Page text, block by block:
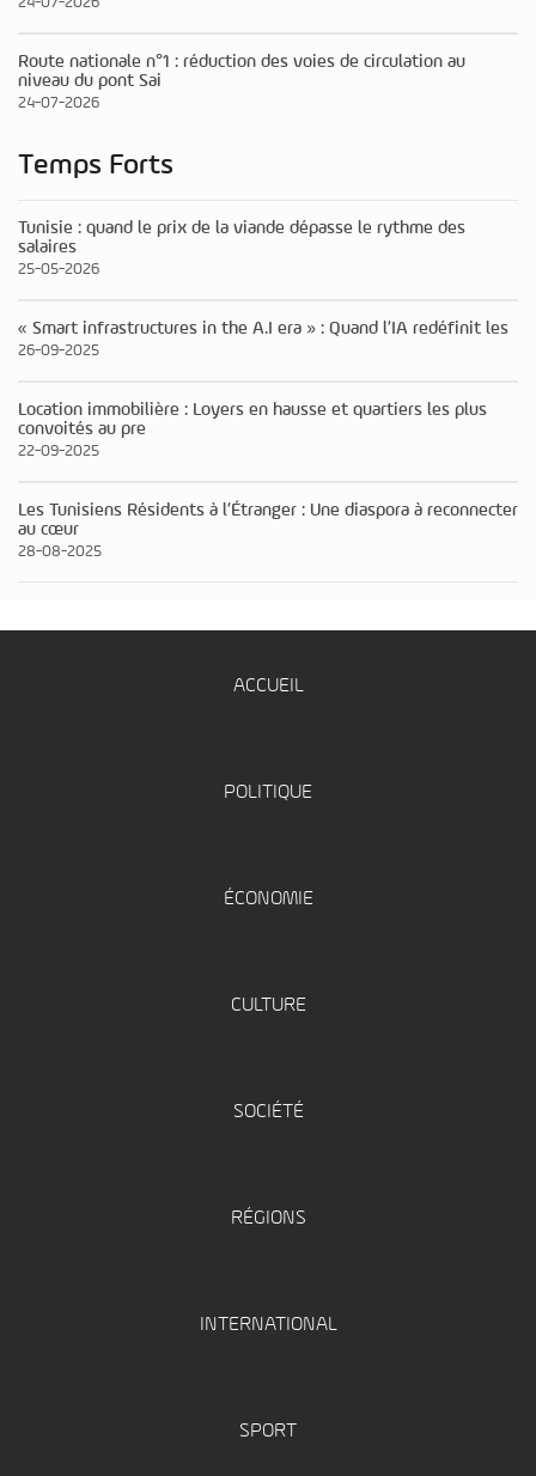
Route nationale n°1 : réduction des voies de circulation au
niveau du pont Sai
24-07-2026
Temps Forts
Tunisie : quand le prix de la viande dépasse le rythme des
salaires
25-05-2026
« Smart infrastructures in the A.I era » : Quand l’IA redéfinit les
26-09-2025
Location immobilière : Loyers en hausse et quartiers les plus
convoités au pre
22-09-2025
Les Tunisiens Résidents à l’Étranger : Une diaspora à reconnecter
au cœur
28-08-2025
ACCUEIL
POLITIQUE
ÉCONOMIE
CULTURE
SOCIÉTÉ
RÉGIONS
INTERNATIONAL
SPORT